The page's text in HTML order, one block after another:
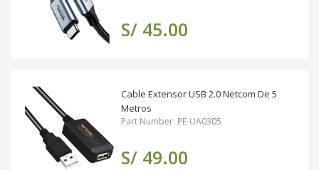
S/ 45.00
Cable Extensor USB 2.0 Netcom De 5
Metros
Part Number: PE-UA0305
S/ 49.00